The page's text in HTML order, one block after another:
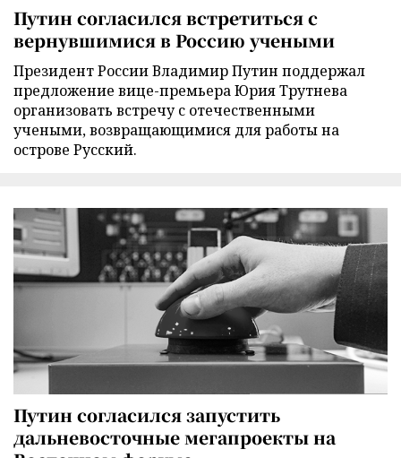
Путин согласился встретиться с
вернувшимися в Россию учеными
Президент России Владимир Путин поддержал
предложение вице-премьера Юрия Трутнева
организовать встречу с отечественными
учеными, возвращающимися для работы на
острове Русский.
Путин согласился запустить
дальневосточные мегапроекты на